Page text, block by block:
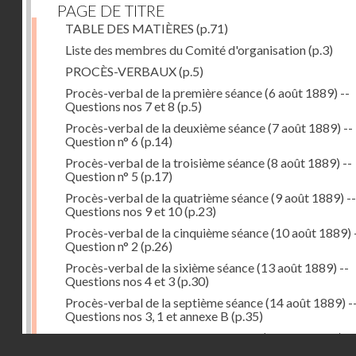
PAGE DE TITRE
TABLE DES MATIÈRES (p.71)
Liste des membres du Comité d'organisation(p.3)
PROCÈS-VERBAUX(p.5)
Procès-verbal de la première séance (6 août 1889) --
Questions nos 7 et 8 (p.5)
Procès-verbal de la deuxième séance (7 août 1889) --
Question n° 6 (p.14)
Procès-verbal de la troisième séance (8 août 1889) --
Question n° 5 (p.17)
Procès-verbal de la quatrième séance (9 août 1889) --
Questions nos 9 et 10(p.23)
Procès-verbal de la cinquième séance (10 août 1889)
Question n° 2 (p.26)
Procès-verbal de la sixième séance (13 août 1889) --
Questions nos 4 et 3(p.30)
Procès-verbal de la septième séance (14 août 1889)
Questions nos 3, 1 et annexe B (p.35)
Procès-verbal de la huitième séance (16 août 1889) --